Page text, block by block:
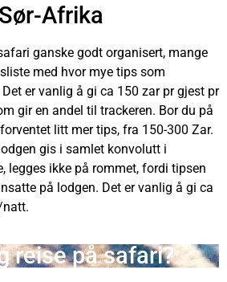
Afrika
ganske godt organisert, mange
med hvor mye tips som
er vanlig å gi ca 150 zar pr gjest pr
gir en andel til trackeren. Bor du på
litt mer tips, fra 150-300 Zar.
gis i samlet konvolutt i
legges ikke på rommet, fordi tipsen
på lodgen. Det er vanlig å gi ca
natt.
reise på safari?